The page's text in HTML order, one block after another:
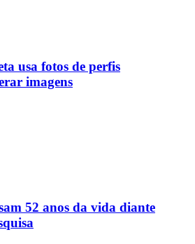
usa fotos de perfis
imagens
52 anos da vida diante